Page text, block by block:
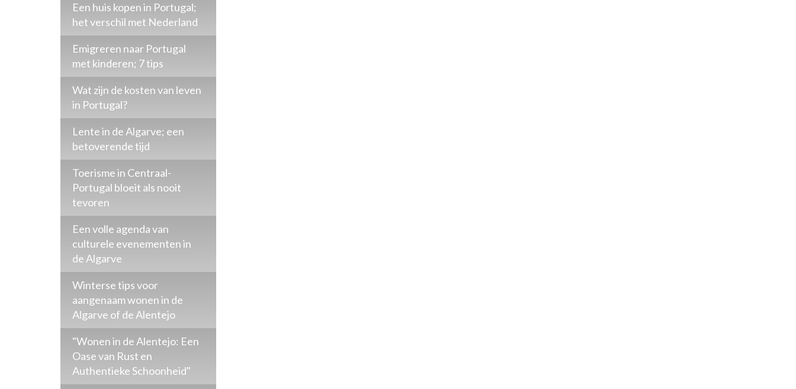
Een huis kopen in Portugal;
het verschil met Nederland
Emigreren naar Portugal
met kinderen; 7 tips
Wat zijn de kosten van leven
in Portugal?
Lente in de Algarve; een
betoverende tijd
Toerisme in Centraal-
Portugal bloeit als nooit
tevoren
Een volle agenda van
culturele evenementen in
de Algarve
Winterse tips voor
aangenaam wonen in de
Algarve of de Alentejo
"Wonen in de Alentejo: Een
Oase van Rust en
Authentieke Schoonheid"